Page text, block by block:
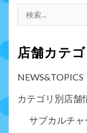
店舗カテ
NEWS&TOPICS
カテゴリ別店舗
サブカルチャ